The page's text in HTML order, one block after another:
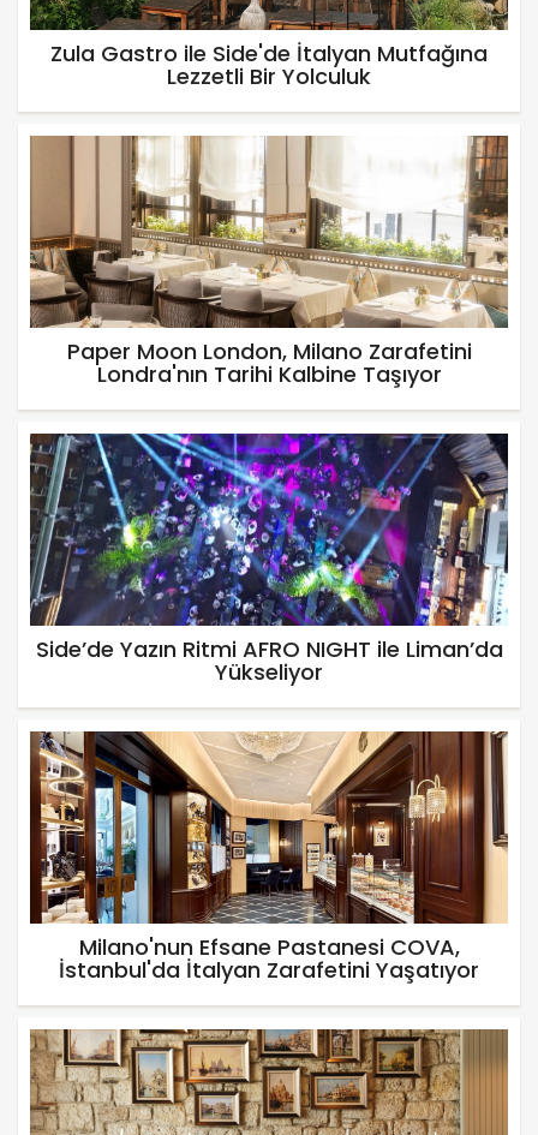
Zula Gastro ile Side'de İtalyan Mutfağına
Lezzetli Bir Yolculuk
Paper Moon London, Milano Zarafetini
Londra'nın Tarihi Kalbine Taşıyor
Side’de Yazın Ritmi AFRO NIGHT ile Liman’da
Yükseliyor
Milano'nun Efsane Pastanesi COVA,
İstanbul'da İtalyan Zarafetini Yaşatıyor